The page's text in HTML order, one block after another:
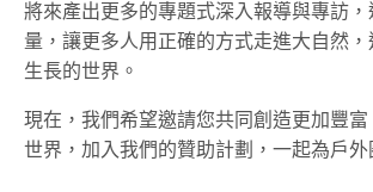
將來產出更多的專題式深入報導與專訪
量，讓更多人用正確的方式走進大自然
生長的世界。
現在，我們希望邀請您共同創造更加豐
世界，加入我們的贊助計劃，一起為戶外